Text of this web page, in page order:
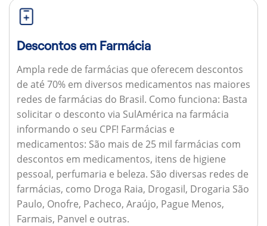
Descontos em Farmácia
Ampla rede de farmácias que oferecem descontos
de até 70% em diversos medicamentos nas maiores
redes de farmácias do Brasil. Como funciona: Basta
solicitar o desconto via SulAmérica na farmácia
informando o seu CPF! Farmácias e
medicamentos: São mais de 25 mil farmácias com
descontos em medicamentos, itens de higiene
pessoal, perfumaria e beleza. São diversas redes de
farmácias, como Droga Raia, Drogasil, Drogaria São
Paulo, Onofre, Pacheco, Araújo, Pague Menos,
Farmais, Panvel e outras.